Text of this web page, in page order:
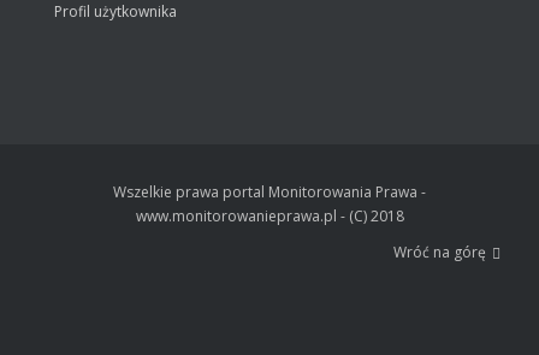
Profil użytkownika
Wszelkie prawa portal Monitorowania Prawa -
www.monitorowanieprawa.pl - (C) 2018
Wróć na górę